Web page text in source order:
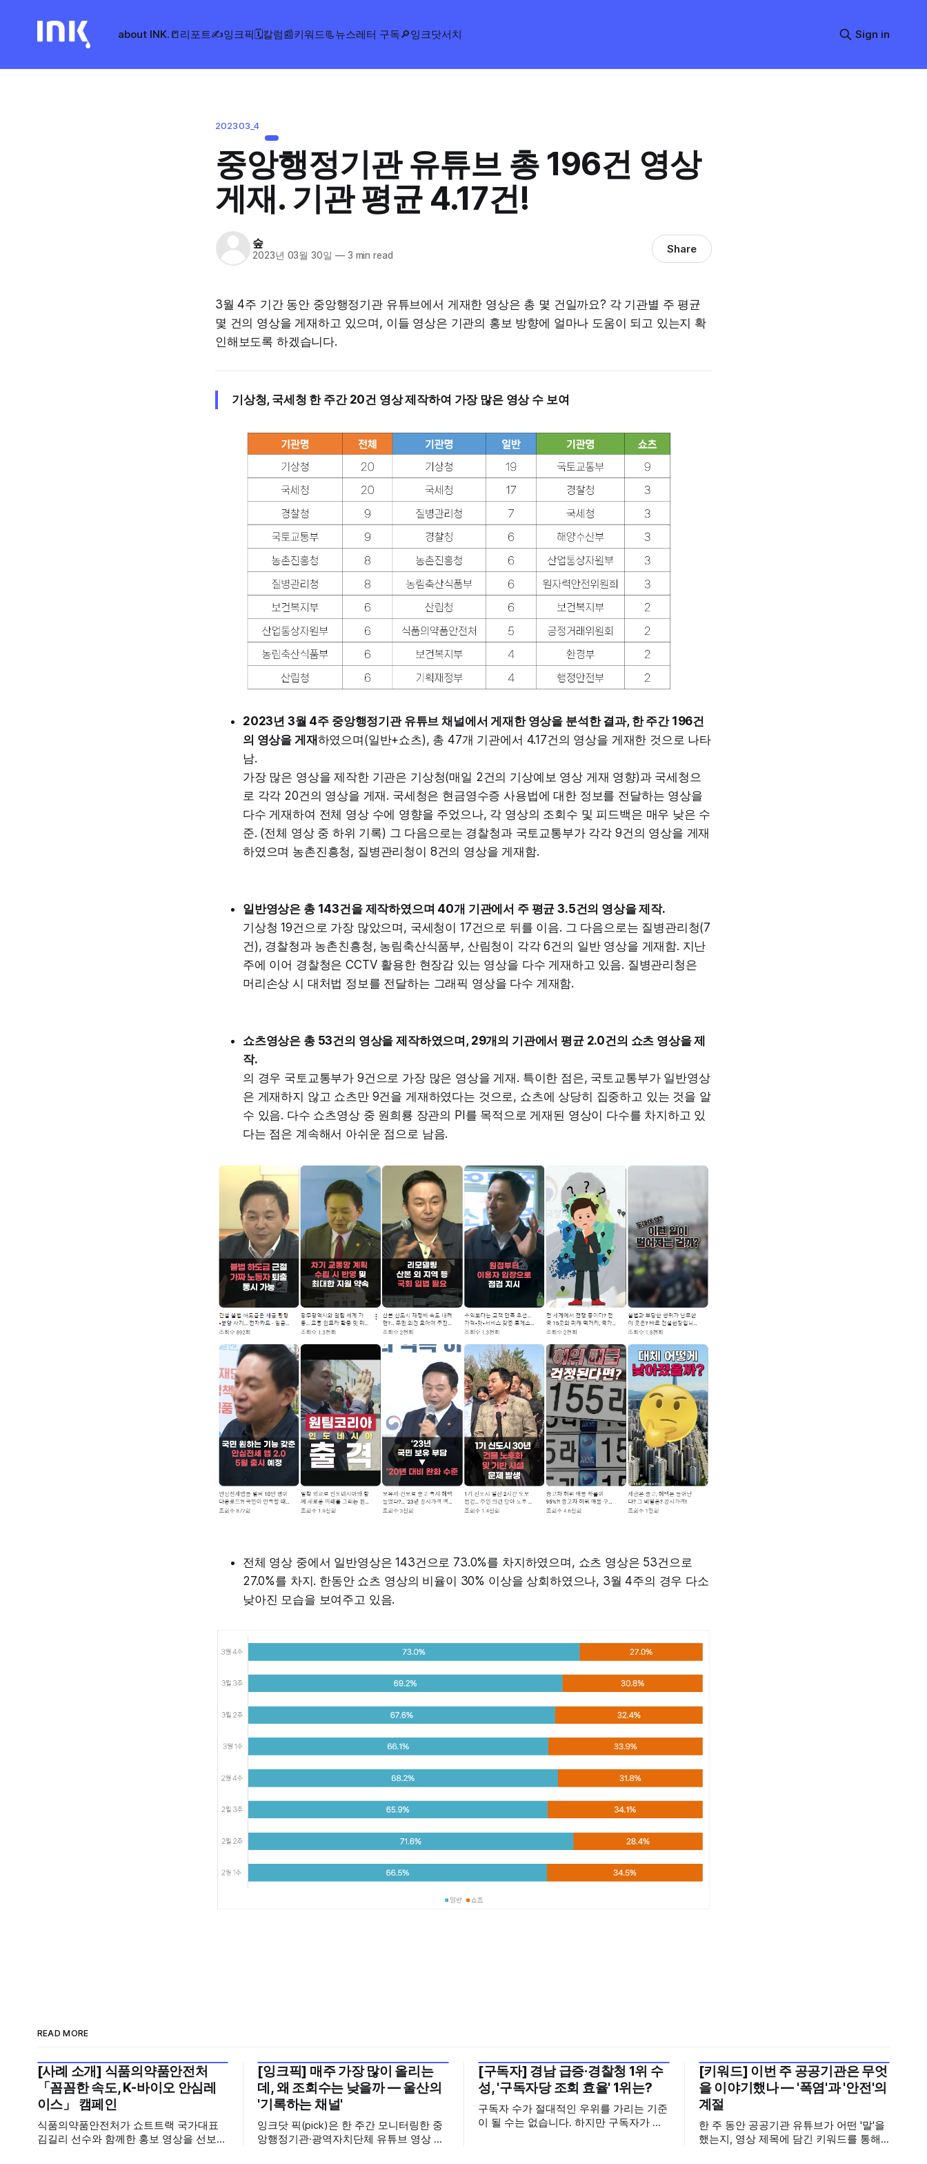
about INK.📒리포트✍️잉크픽🗓️칼럼📰키워드📃뉴스레터 구독🔎잉크닷서치 Sign in
202303_4
중앙행정기관 유튜브 총 196건 영상
게재. 기관 평균 4.17건!
숲
2023년 03월 30일 —3 min read Share
3월 4주 기간 동안 중앙행정기관 유튜브에서 게재한 영상은 총 몇 건일까요? 각 기관별 주 평균
몇 건의 영상을 게재하고 있으며, 이들 영상은 기관의 홍보 방향에 얼마나 도움이 되고 있는지 확
인해보도록 하겠습니다.
기상청, 국세청 한 주간 20건 영상 제작하여 가장 많은 영상 수 보여
2023년 3월 4주 중앙행정기관 유튜브 채널에서 게재한 영상을 분석한 결과, 한 주간 196건
의 영상을 게재하였으며(일반+쇼츠), 총 47개 기관에서 4.17건의 영상을 게재한 것으로 나타
남.
가장 많은 영상을 제작한 기관은 기상청(매일 2건의 기상예보 영상 게재 영향)과 국세청으
로 각각 20건의 영상을 게재. 국세청은 현금영수증 사용법에 대한 정보를 전달하는 영상을
다수 게재하여 전체 영상 수에 영향을 주었으나, 각 영상의 조회수 및 피드백은 매우 낮은 수
준. (전체 영상 중 하위 기록) 그 다음으로는 경찰청과 국토교통부가 각각 9건의 영상을 게재
하였으며 농촌진흥청, 질병관리청이 8건의 영상을 게재함.
일반영상은 총 143건을 제작하였으며 40개 기관에서 주 평균 3.5건의 영상을 제작.
기상청 19건으로 가장 많았으며, 국세청이 17건으로 뒤를 이음. 그 다음으로는 질병관리청(7
건), 경찰청과 농촌친흥청, 농림축산식품부, 산림청이 각각 6건의 일반 영상을 게재함. 지난
주에 이어 경찰청은 CCTV 활용한 현장감 있는 영상을 다수 게재하고 있음. 질병관리청은
머리손상 시 대처법 정보를 전달하는 그래픽 영상을 다수 게재함.
쇼츠영상은 총 53건의 영상을 제작하였으며, 29개의 기관에서 평균 2.0건의 쇼츠 영상을 제
작.
의 경우 국토교통부가 9건으로 가장 많은 영상을 게재. 특이한 점은, 국토교통부가 일반영상
은 게재하지 않고 쇼츠만 9건을 게재하였다는 것으로, 쇼츠에 상당히 집중하고 있는 것을 알
수 있음. 다수 쇼츠영상 중 원희룡 장관의 PI를 목적으로 게재된 영상이 다수를 차지하고 있
다는 점은 계속해서 아쉬운 점으로 남음.
전체 영상 중에서 일반영상은 143건으로 73.0%를 차지하였으며, 쇼츠 영상은 53건으로
27.0%를 차지. 한동안 쇼츠 영상의 비율이 30% 이상을 상회하였으나, 3월 4주의 경우 다소
낮아진 모습을 보여주고 있음.
READ MORE
2026년 7월 5주
[사례 소개] 식품의약품안전처
「꼼꼼한 속도, K-바이오 안심레
이스」 캠페인
식품의약품안전처가 쇼트트랙 국가대표
김길리 선수와 함께한 홍보 영상을 선보였
2026년 7월 5주
[잉크픽] 매주 가장 많이 올리는
데, 왜 조회수는 낮을까 — 울산의
'기록하는 채널'
잉크닷 픽(pick)은 한 주간 모니터링한 중
앙행정기관·광역자치단체 유튜브 영상 가
2026년 7월 5주
[구독자] 경남 급증·경찰청 1위 수
성, '구독자당 조회 효율' 1위는?
구독자 수가 절대적인 우위를 가리는 기준
이 될 수는 없습니다. 하지만 구독자가 많
2026년 7월 5주
[키워드] 이번 주 공공기관은 무엇
을 이야기했나 — '폭염'과 '안전'의
계절
한 주 동안 공공기관 유튜브가 어떤 '말'을
했는지, 영상 제목에 담긴 키워드를 통해